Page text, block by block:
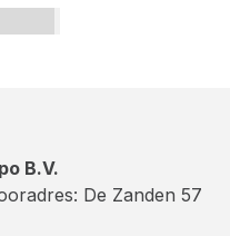
B.V.
De Zanden 57